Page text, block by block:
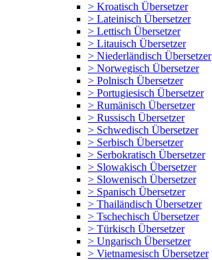
> Kroatisch Übersetzer
> Lateinisch Übersetzer
> Lettisch Übersetzer
> Litauisch Übersetzer
> Niederländisch Übersetzer
> Norwegisch Übersetzer
> Polnisch Übersetzer
> Portugiesisch Übersetzer
> Rumänisch Übersetzer
> Russisch Übersetzer
> Schwedisch Übersetzer
> Serbisch Übersetzer
> Serbokratisch Übersetzer
> Slowakisch Übersetzer
> Slowenisch Übersetzer
> Spanisch Übersetzer
> Thailändisch Übersetzer
> Tschechisch Übersetzer
> Türkisch Übersetzer
> Ungarisch Übersetzer
> Vietnamesisch Übersetzer